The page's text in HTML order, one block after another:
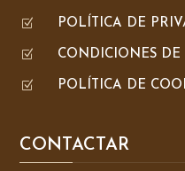
Z POLÍTICA DE
Z CONDICIONES DE
Z POLÍTICA DE
CONTACTAR